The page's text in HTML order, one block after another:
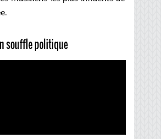
souffle politique